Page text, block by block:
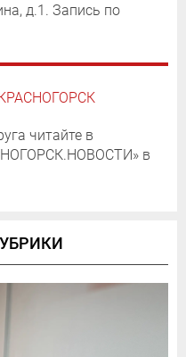
д.1. Запись по
читайте в
в